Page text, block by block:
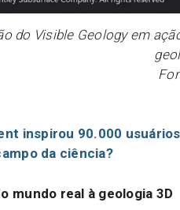
do Visible Geology em
inspirou 90.000
da ciência?
mundo real à geologia 3D